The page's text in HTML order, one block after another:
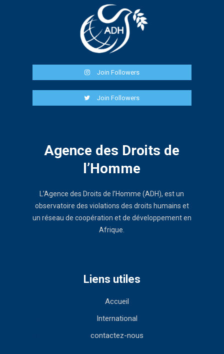
Join Followers
Join Followers
Agence des Droits de
l’Homme
L’Agence des Droits de l’Homme (ADH), est un
observatoire des violations des droits humains et
un réseau de coopération et de développement en
Afrique.
Liens utiles
Accueil
International
contactez-nous